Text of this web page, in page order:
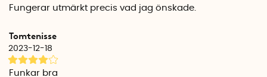
I appen kan du tillåta andra familjemedlemmar och vänner
att styra över ett eller flera uttag som är kopplade till ditt
Fungerar utmärkt precis vad jag önskade.
Tomtenisse
2023-12-18
Funkar bra